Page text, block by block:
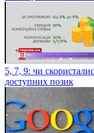
5, 7, 9: чи
доступних позик